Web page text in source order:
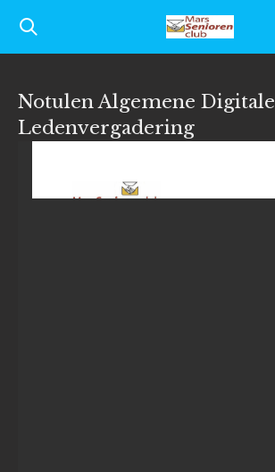
Ga
direct
de
hoofdinhoud
Notulen Algemene Digitale
Ledenvergadering